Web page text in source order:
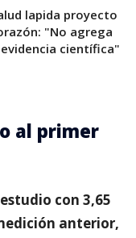
lapida proyecto
"No agrega
científica"
al primer
con 3,65
anterior,